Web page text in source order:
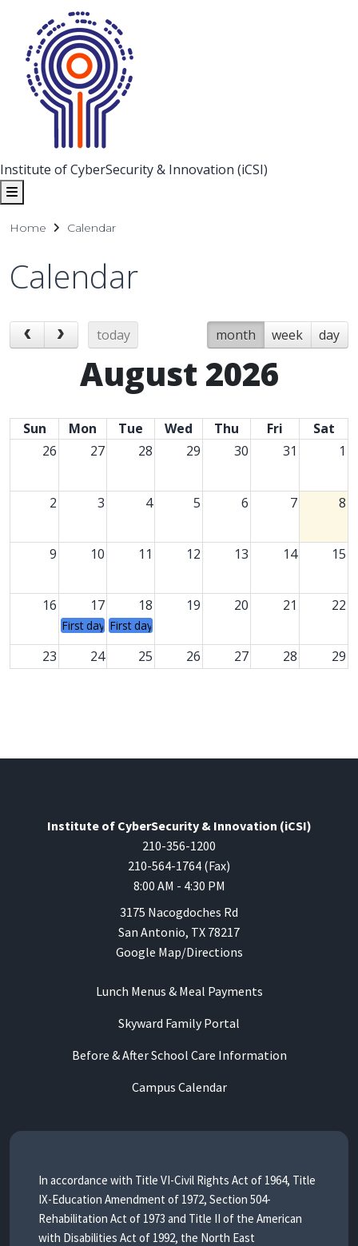
Institute of CyberSecurity & Innovation (iCSI)
Home Calendar
Calendar
today month week day
August 2026
Sun Mon Tue Wed Thu Fri
Sat
26
27 28 29 30 31 1
2 3 4 5 6 7 8
9 10 11 12 13 14 15
16 17 18 19 20 21 22
First day of School; Students remain on home campuses
First day of instruction at iCSI
23 24 25 26 27 28 29
Institute of CyberSecurity & Innovation (iCSI)
210-356-1200
210-564-1764 (Fax)
8:00 AM - 4:30 PM
3175 Nacogdoches Rd
San Antonio, TX 78217
Google Map/Directions
Lunch Menus & Meal Payments
Skyward Family Portal
Before & After School Care Information
Campus Calendar
In accordance with Title VI-Civil Rights Act of 1964, Title
IX-Education Amendment of 1972, Section 504-
Rehabilitation Act of 1973 and Title II of the American
with Disabilities Act of 1992, the North East